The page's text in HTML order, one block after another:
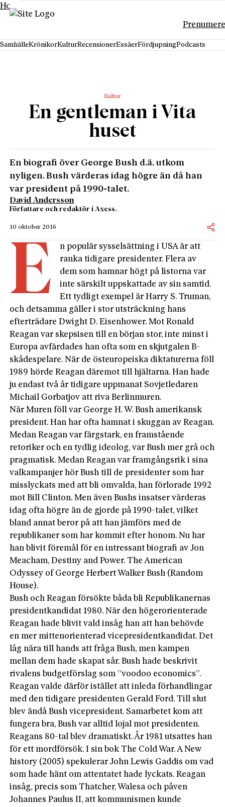
Hoppa till innehåll
SamhälleKrönikorKulturRecensionerEssäerFördjupningPodcasts
Kultur
En gentleman i Vita
huset
En biografi över George Bush d.ä. utkom
nyligen. Bush värderas idag högre än då han
var president på 1990-talet.
David Andersson
Författare och redaktör i Axess.
10 oktober 2016
E
n populär sysselsättning i USA är att
ranka tidigare presidenter. Flera av
dem som hamnar högt på listorna var
inte särskilt uppskattade av sin samtid.
Ett tydligt exempel är Harry S. Truman,
och detsamma gäller i stor utsträckning hans
efterträdare Dwight D. Eisenhower. Mot Ronald
Reagan var skepsisen till en början stor, inte minst i
Europa avfärdades han ofta som en skjutgalen B-
skådespelare. När de östeuropeiska diktaturerna föll
1989 hörde Reagan däremot till hjältarna. Han hade
ju endast två år tidigare uppmanat Sovjetledaren
Michail Gorbatjov att riva Berlinmuren.
När Muren föll var George H. W. Bush amerikansk
president. Han har ofta hamnat i skuggan av Reagan.
Medan Reagan var färgstark, en framstående
retoriker och en tydlig ideolog, var Bush mer grå och
pragmatisk. Medan Reagan var framgångsrik i sina
valkampanjer hör Bush till de presidenter som har
misslyckats med att bli omvalda, han förlorade 1992
mot Bill Clinton. Men även Bushs insatser värderas
idag ofta högre än de gjorde på 1990-talet, vilket
bland annat beror på att han jämförs med de
republikaner som har kommit efter honom. Nu har
han blivit föremål för en intressant biografi av Jon
Meacham, Destiny and Power. The American
Odyssey of George Herbert Walker Bush (Random
House).
Bush och Reagan försökte båda bli Republikanernas
presidentkandidat 1980. När den högerorienterade
Reagan hade blivit vald insåg han att han behövde
en mer mittenorienterad vicepresidentkandidat. Det
låg nära till hands att fråga Bush, men kampen
mellan dem hade skapat sår. Bush hade beskrivit
rivalens budgetförslag som ”voodoo economics”.
Reagan valde därför istället att inleda förhandlingar
med den tidigare presidenten Gerald Ford. Till slut
blev ändå Bush vicepresident. Samarbetet kom att
fungera bra, Bush var alltid lojal mot presidenten.
Reagans 80-tal blev dramatiskt. År 1981 utsattes han
för ett mordförsök. I sin bok The Cold War. A New
history (2005) spekulerar John Lewis Gaddis om vad
som hade hänt om attentatet hade lyckats. Reagan
insåg, precis som Thatcher, Walesa och påven
Johannes Paulus II, att kommunismen kunde